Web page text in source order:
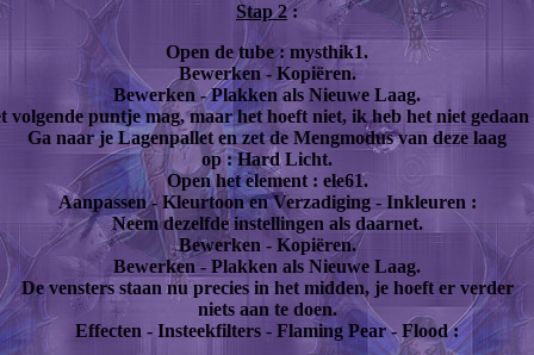
Stap 2:
Open de tube : mysthik1.
Bewerken - Kopiëren.
Bewerken - Plakken als Nieuwe Laag.
volgende puntje mag, maar het hoeft niet, ik heb het niet gedaan
Ga naar je Lagenpallet en zet de Mengmodus van deze laag
op : Hard Licht.
Open het element : ele61.
Aanpassen - Kleurtoon en Verzadiging - Inkleuren :
Neem dezelfde instellingen als daarnet.
Bewerken - Kopiëren.
Bewerken - Plakken als Nieuwe Laag.
De vensters staan nu precies in het midden, je hoeft er verder
niets aan te doen.
Effecten - Insteekfilters - Flaming Pear - Flood :